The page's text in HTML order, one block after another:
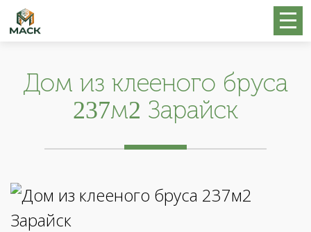
Дом из клееного бруса
237м2 Зарайск